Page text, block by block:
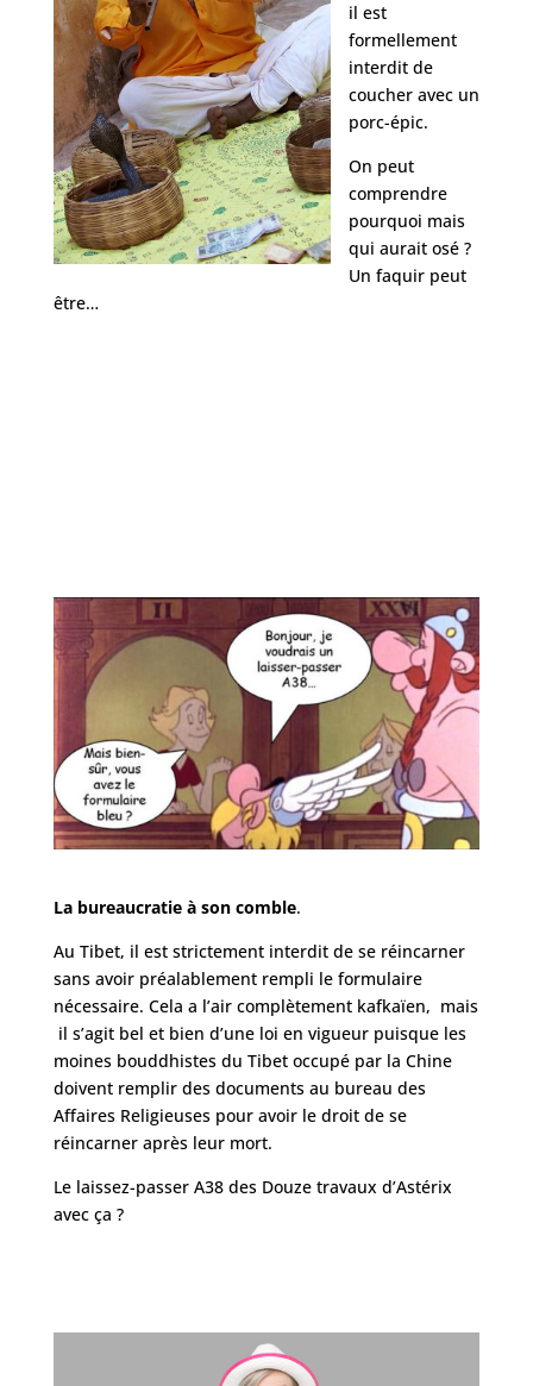
il est
formellement
interdit de
coucher avec un
porc-épic.
On peut
comprendre
pourquoi mais
qui aurait osé ?
Un faquir peut
être…
La bureaucratie à son comble.
Au Tibet, il est strictement interdit de se réincarner
sans avoir préalablement rempli le formulaire
nécessaire. Cela a l’air complètement kafkaïen, mais
il s’agit bel et bien d’une loi en vigueur puisque les
moines bouddhistes du Tibet occupé par la Chine
doivent remplir des documents au bureau des
Affaires Religieuses pour avoir le droit de se
réincarner après leur mort.
Le laissez-passer A38 des Douze travaux d’Astérix
avec ça ?